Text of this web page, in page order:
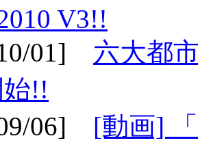
V3!!
01] 六大都
!!
06] [動画]